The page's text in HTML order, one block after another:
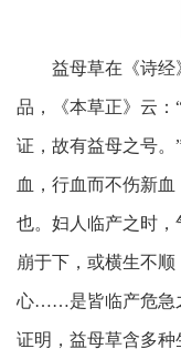
益母草在《诗经
品，《本草正》云
证，故有益母之号。
血，行血而不伤新
也。妇人临产之时
崩于下，或横生不
心……是皆临产危急
证明，益母草含多